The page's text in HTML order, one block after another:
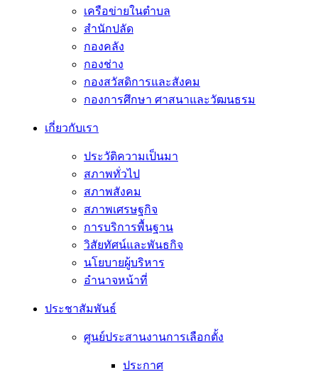
เครือข่ายในตำบล
สำนักปลัด
กองคลัง
กองช่าง
กองสวัสดิการและสังคม
กองการศึกษา ศาสนาและวัฒนธรม
เกี่ยวกับเรา
ประวัติความเป็นมา
สภาพทั่วไป
สภาพสังคม
สภาพเศรษฐกิจ
การบริการพื้นฐาน
วิสัยทัศน์และพันธกิจ
นโยบายผู้บริหาร
อํานาจหน้าที่
ประชาสัมพันธ์
ศูนย์ประสานงานการเลือกตั้ง
ประกาศ